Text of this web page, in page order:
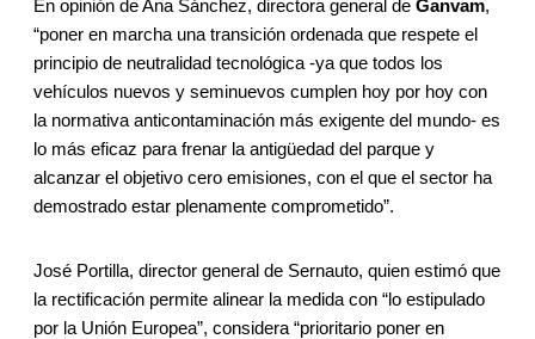
En opinión de Ana Sánchez, directora general de Ganvam,
“poner en marcha una transición ordenada que respete el
principio de neutralidad tecnológica -ya que todos los
vehículos nuevos y seminuevos cumplen hoy por hoy con
la normativa anticontaminación más exigente del mundo- es
lo más eficaz para frenar la antigüedad del parque y
alcanzar el objetivo cero emisiones, con el que el sector ha
demostrado estar plenamente comprometido”.
José Portilla, director general de Sernauto, quien estimó que
la rectificación permite alinear la medida con “lo estipulado
por la Unión Europea”, considera “prioritario poner en